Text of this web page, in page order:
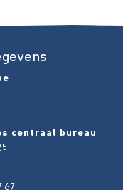
centraal bureau
67